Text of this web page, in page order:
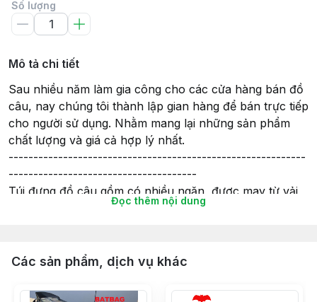
Số lượng
Mô tả chi tiết
Sau nhiều năm làm gia công cho các cửa hàng bán đồ
câu, nay chúng tôi thành lập gian hàng để bán trực tiếp
cho người sử dụng. Nhằm mang lại những sản phẩm
chất lượng và giá cả hợp lý nhất.
------------------------------------------------------------
--------------------------------------
Túi đựng đồ câu gồm có nhiều ngăn, được may từ vải
bố phủ PVC rất dày, chắc chắn và mang lại độ bền
ngăn, 4 ngăn thoải mái đựng cần và phụ kiện.
-------------------------------------
Đọc thêm nội dung
Các sản phẩm, dịch vụ khác